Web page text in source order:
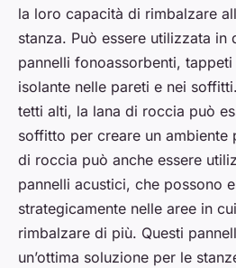
la loro capacità di rimbalzare
stanza. Può essere utilizzata in
pannelli fonoassorbenti,
isolante nelle pareti e nei
tetti alti, la lana di roccia può
soffitto per creare un ambiente
di roccia può anche essere
pannelli acustici, che possono
strategicamente nelle aree in
rimbalzare di più. Questi
un’ottima soluzione per le